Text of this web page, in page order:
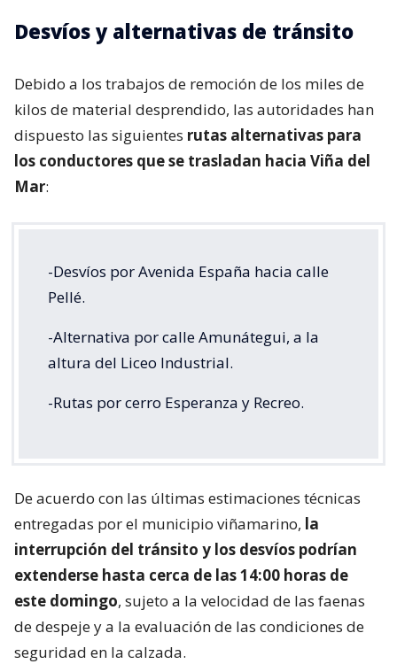
Desvíos y alternativas de tránsito
Debido a los trabajos de remoción de los miles de
kilos de material desprendido, las autoridades han
dispuesto las siguientes rutas alternativas para
los conductores que se trasladan hacia Viña del
Mar:
-Desvíos por Avenida España hacia calle
Pellé.
-Alternativa por calle Amunátegui, a la
altura del Liceo Industrial.
-Rutas por cerro Esperanza y Recreo.
De acuerdo con las últimas estimaciones técnicas
entregadas por el municipio viñamarino, la
interrupción del tránsito y los desvíos podrían
extenderse hasta cerca de las 14:00 horas de
este domingo, sujeto a la velocidad de las faenas
de despeje y a la evaluación de las condiciones de
seguridad en la calzada.